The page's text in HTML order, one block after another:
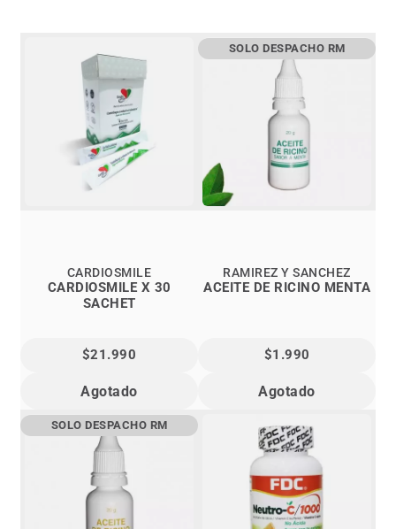
CARDIOSMILE X 30
SACHET
CARDIOSMILE
$21.990
Agotado
SOLO DESPACHO RM
ACEITE DE RICINO MENTA
RAMIREZ Y SANCHEZ
$1.990
Agotado
SOLO DESPACHO RM